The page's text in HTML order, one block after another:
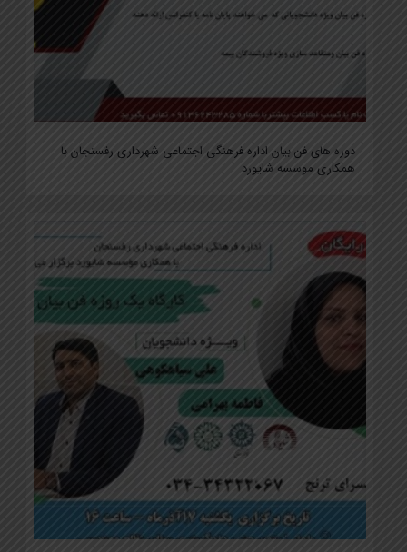
دوره های فن بیان اداره فرهنگی اجتماعی شهرداری رفسنجان با
همکاری موسسه شایورد